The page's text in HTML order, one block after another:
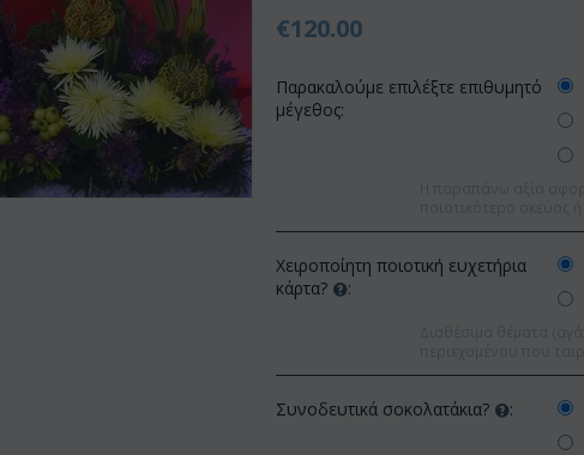
€120.00
Παρακαλούμε επιλέξτε επιθυμητό
μέγεθος:
Χειροποίητη ποιοτική ευχετήρια
κάρτα?
:
Συνοδευτικά σοκολατάκια? :